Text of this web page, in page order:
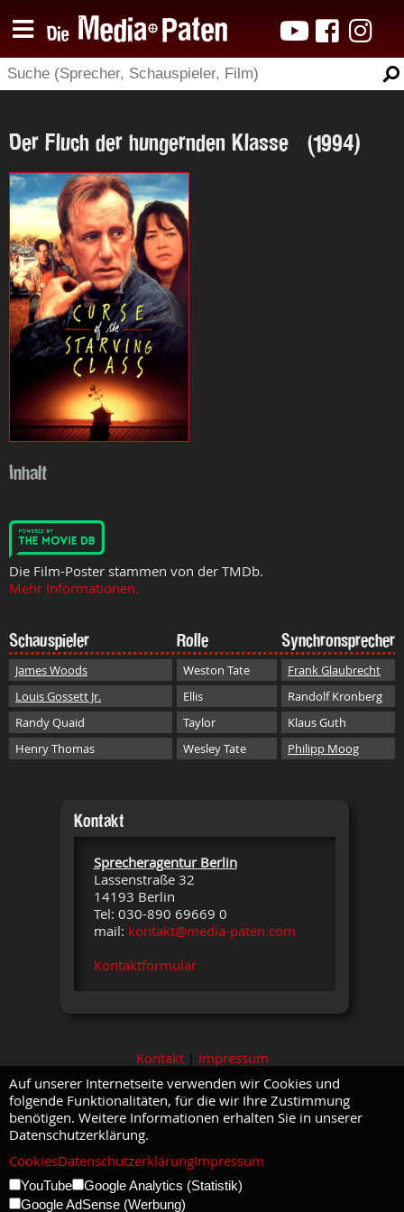
Der Fluch der hungernden Klasse (1994)
Inhalt
Die Film-Poster stammen von der TMDb.
Mehr Informationen.
Schauspieler Rolle Synchronsprecher
James Woods Weston Tate
Frank Glaubrecht
Louis Gossett Jr.
Ellis
Randolf Kronberg
Randy Quaid
Taylor
Klaus Guth
Henry Thomas
Wesley Tate Philipp Moog
Kontakt
Sprecheragentur Berlin
Lassenstraße 32
14193 Berlin
Tel: 030-890 69669 0
mail: kontakt@media-paten.com
Kontaktformular
Kontakt| Impressum
Auf unserer Internetseite verwenden wir Cookies und
folgende Funktionalitäten, für die wir Ihre Zustimmung
benötigen. Weitere Informationen erhalten Sie in unserer
Datenschutzerklärung.
CookiesDatenschutzerklärungImpressum
YouTube
Google Analytics (Statistik)
Google AdSense (Werbung)